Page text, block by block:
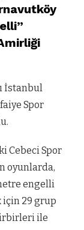
İstanbul
Spor
Cebeci Spor
oyunlarda,
engelli
için 29 grup
ile